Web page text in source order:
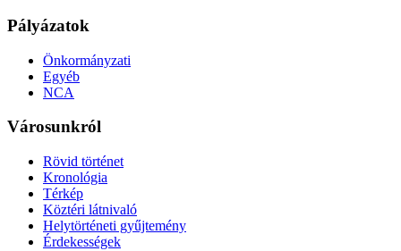
Pályázatok
Önkormányzati
Egyéb
NCA
Városunkról
Rövid történet
Kronológia
Térkép
Köztéri látnivaló
Helytörténeti gyűjtemény
Érdekességek